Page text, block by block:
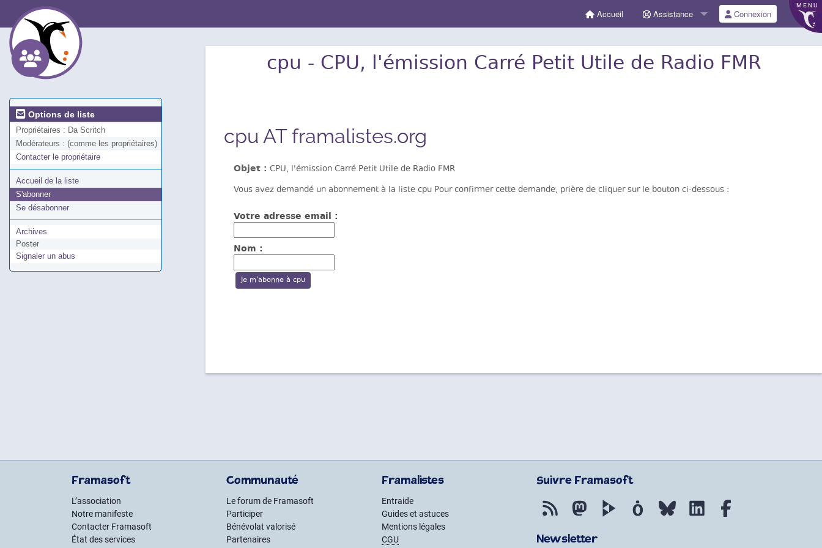
MENU
Accueil Assistance Connexion
cpu - CPU, l'émission Carré Petit Utile de Radio FMR
Options de liste
Propriétaires : Da Scritch
Modérateurs : (comme les propriétaires)
Contacter le propriétaire
Accueil de la liste
S'abonner
Se désabonner
Archives
Poster
Signaler un abus
cpu AT framalistes.org
Objet : CPU, l'émission Carré Petit Utile de Radio FMR
Vous avez demandé un abonnement à la liste cpu Pour confirmer cette demande, prière de cliquer sur le bouton ci-dessous :
Votre adresse email :
Nom :
Framasoft
L’association
Notre manifeste
Contacter Framasoft
État des services
Communauté
Le forum de Framasoft
Participer
Bénévolat valorisé
Partenaires
Framalistes
Entraide
Guides et astuces
Mentions légales
CGU
Suivre Framasoft
Flux RSS MastodonPeerTube Mobilizon Bluesky LinkedIn
Newsletter